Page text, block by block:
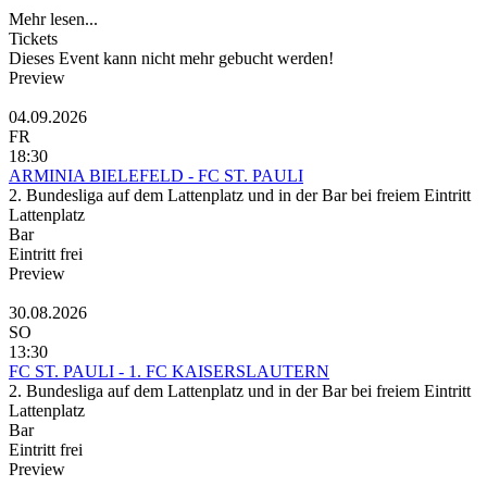
Mehr lesen...
Tickets
Dieses Event kann nicht mehr gebucht werden!
Preview
04.09.2026
FR
18:30
ARMINIA BIELEFELD - FC ST. PAULI
2. Bundesliga auf dem Lattenplatz und in der Bar bei freiem Eintritt
Lattenplatz
Bar
Eintritt frei
Preview
30.08.2026
SO
13:30
FC ST. PAULI - 1. FC KAISERSLAUTERN
2. Bundesliga auf dem Lattenplatz und in der Bar bei freiem Eintritt
Lattenplatz
Bar
Eintritt frei
Preview